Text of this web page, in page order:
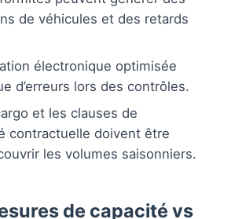
de véhicules et des retards
électronique optimisée
d’erreurs lors des contrôles.
et les clauses de
contractuelle doivent être
les volumes saisonniers.
de capacité vs